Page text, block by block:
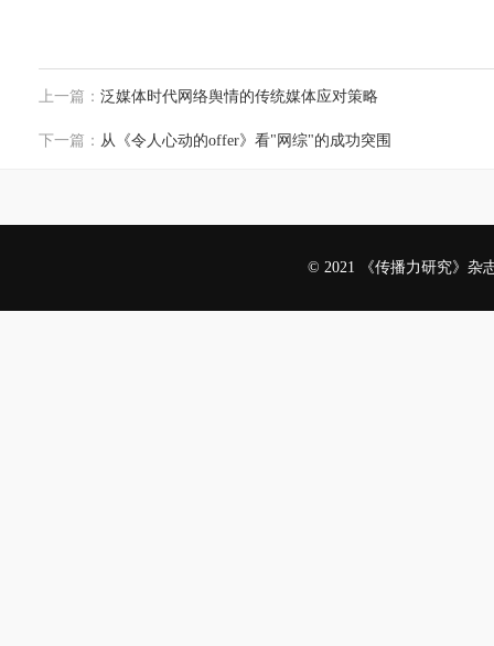
上一篇： 泛媒体时代网络舆情的传统媒体应对策略
下一篇： 从《令人心动的offer》看"网综"的成功突围
© 2021 《传播力研究》